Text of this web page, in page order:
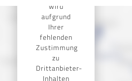
wird
aufgrund
Ihrer
fehlenden
Zustimmung
zu
Drittanbieter-
Inhalten